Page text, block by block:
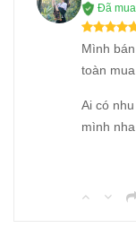
Đã
Mình
toàn
Ai có
mình